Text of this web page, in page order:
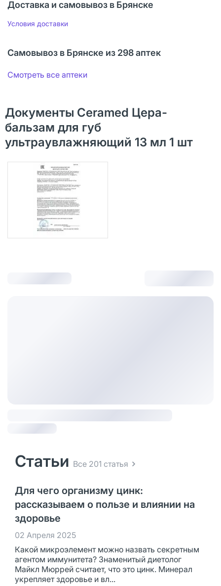
Доставка и самовывоз в Брянске
Условия доставки
Самовывоз в Брянске из 298 аптек
Смотреть все аптеки
Документы Ceramed Цера-
бальзам для губ
ультраувлажняющий 13 мл 1 шт
Статьи Все 201 статья
Для чего организму цинк:
рассказываем о пользе и влиянии на
здоровье
02 Апреля 2025
Какой микроэлемент можно назвать секретным
агентом иммунитета? Знаменитый диетолог
Майкл Мюррей считает, что это цинк. Минерал
укрепляет здоровье и вл...